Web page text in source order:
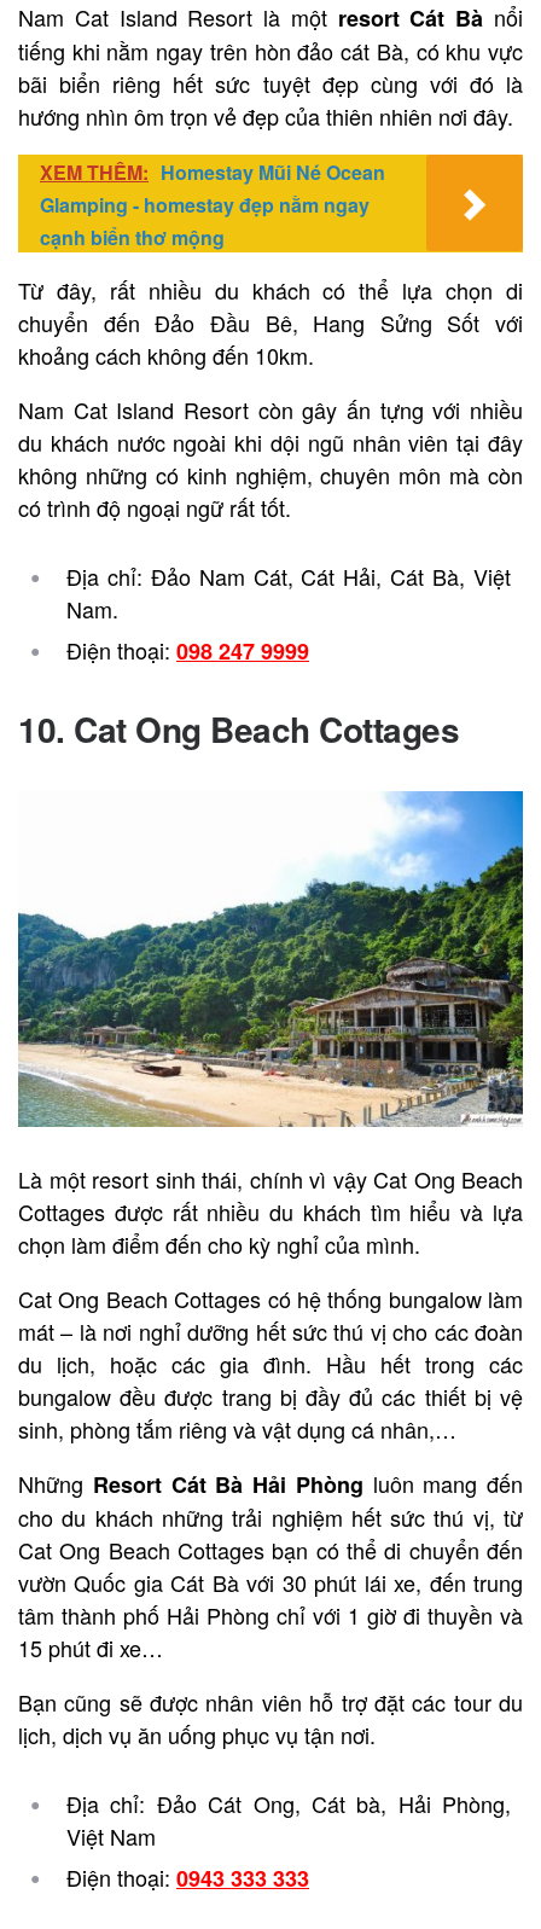
Nam Cat Island Resort là một resort Cát Bà nổi
tiếng khi nằm ngay trên hòn đảo cát Bà, có khu vực
bãi biển riêng hết sức tuyệt đẹp cùng với đó là
hướng nhìn ôm trọn vẻ đẹp của thiên nhiên nơi đây.
XEM THÊM: Homestay Mũi Né Ocean
Glamping - homestay đẹp nằm ngay
cạnh biển thơ mộng
Từ đây, rất nhiều du khách có thể lựa chọn di
chuyển đến Đảo Đầu Bê, Hang Sửng Sốt với
khoảng cách không đến 10km.
Nam Cat Island Resort còn gây ấn tựng với nhiều
du khách nước ngoài khi dội ngũ nhân viên tại đây
không những có kinh nghiệm, chuyên môn mà còn
có trình độ ngoại ngữ rất tốt.
Địa chỉ: Đảo Nam Cát, Cát Hải, Cát Bà, Việt
Nam.
Điện thoại: 098 247 9999
10. Cat Ong Beach Cottages
Là một resort sinh thái, chính vì vậy Cat Ong Beach
Cottages được rất nhiều du khách tìm hiểu và lựa
chọn làm điểm đến cho kỳ nghỉ của mình.
Cat Ong Beach Cottages có hệ thống bungalow làm
mát – là nơi nghỉ dưỡng hết sức thú vị cho các đoàn
du lịch, hoặc các gia đình. Hầu hết trong các
bungalow đều được trang bị đầy đủ các thiết bị vệ
sinh, phòng tắm riêng và vật dụng cá nhân,…
Những Resort Cát Bà Hải Phòng luôn mang đến
cho du khách những trải nghiệm hết sức thú vị, từ
Cat Ong Beach Cottages bạn có thể di chuyển đến
vườn Quốc gia Cát Bà với 30 phút lái xe, đến trung
tâm thành phố Hải Phòng chỉ với 1 giờ đi thuyền và
15 phút đi xe…
Bạn cũng sẽ được nhân viên hỗ trợ đặt các tour du
lịch, dịch vụ ăn uống phục vụ tận nơi.
Địa chỉ: Đảo Cát Ong, Cát bà, Hải Phòng,
Việt Nam
Điện thoại: 0943 333 333